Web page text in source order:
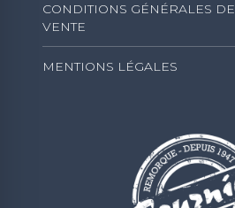
CONDITIONS GÉNÉRALES DE
VENTE
MENTIONS LÉGALES